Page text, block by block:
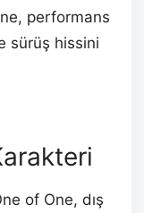
performans
sürüş hissini
of One, dış